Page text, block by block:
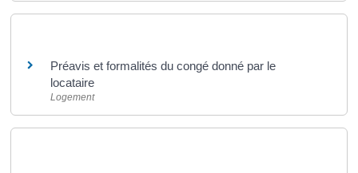
Préavis et formalités du congé donné par le
locataire
Logement